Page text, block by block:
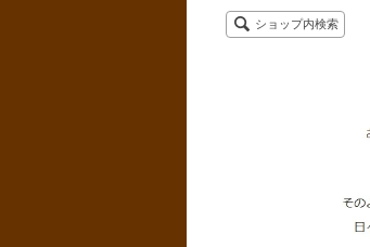
ショップ内検索